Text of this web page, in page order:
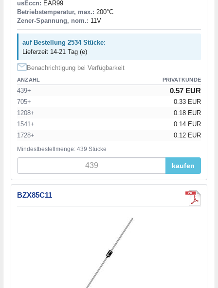
usEccn: EAR99
Betriebstemperatur, max.: 200°C
Zener-Spannung, nom.: 11V
auf Bestellung 2534 Stücke:
Lieferzeit 14-21 Tag (e)
Benachrichtigung bei Verfügbarkeit
ANZAHL PRIVATKUNDE
439+ 0.57 EUR
705+
0.33 EUR
1208+
0.18 EUR
1541+
0.14 EUR
1728+
0.12 EUR
Mindestbestellmenge: 439 Stücke
kaufen
BZX85C11